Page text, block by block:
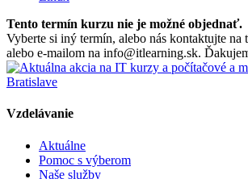
Tento termín kurzu nie je možné objednať.
Vyberte si iný termín, alebo nás kontaktujte na
alebo e-mailom na info@itlearning.sk.
Vzdelávanie
Aktuálne
Pomoc s výberom
Naše služby